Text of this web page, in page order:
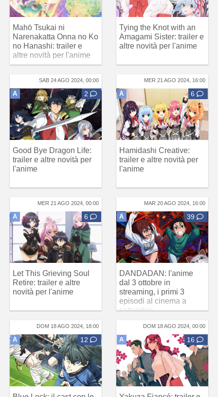
Mahō Tsukai ni
Narenakatta Onna no Ko
no Hanashi: trailer e
altre novità per l'anime
Tying the Knot with an
Amagami Sister: trailer e
altre novità per l'anime
SAB 24 AGO 2024, 00:00
A 2
Good Bye Dragon Life:
trailer e altre novità per
l'anime
MER 21 AGO 2024, 16:00
A 6
Hamidashi Creative:
trailer e altre novità per
l'anime
MER 21 AGO 2024, 00:00
A 6
Let This Grieving Soul
Retire: trailer e altre
novità per l'anime
MAR 20 AGO 2024, 16:00
A 39
DANDADAN: l'anime
dal 3 ottobre in
streaming, i primi 3
episodi al cinema a
settembre
DOM 18 AGO 2024, 18:00
A 12
DOM 18 AGO 2024, 00:00
A 16